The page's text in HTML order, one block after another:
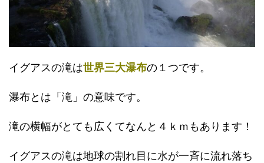
イグアスの滝は世界三大瀑布の１つです。
瀑布とは「滝」の意味です。
滝の横幅がとても広くてなんと４ｋｍもあります！
イグアスの滝は地球の割れ目に水が一斉に流れ落ち